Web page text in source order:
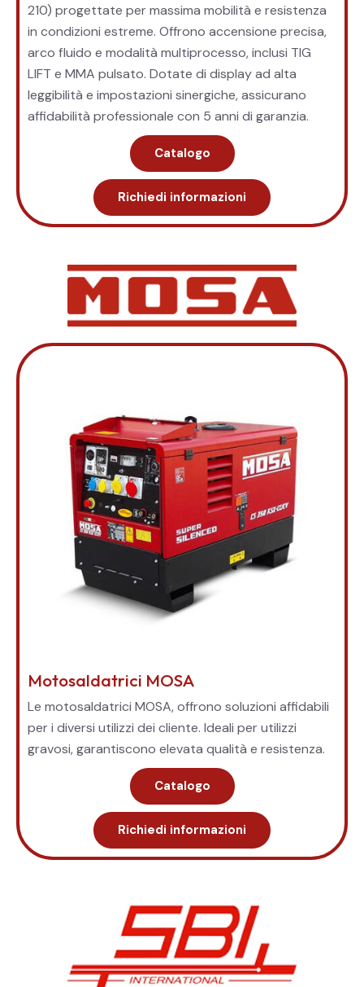
210) progettate per massima mobilità e resistenza
in condizioni estreme. Offrono accensione precisa,
arco fluido e modalità multiprocesso, inclusi TIG
LIFT e MMA pulsato. Dotate di display ad alta
leggibilità e impostazioni sinergiche, assicurano
affidabilità professionale con 5 anni di garanzia.
Catalogo
Richiedi informazioni
Motosaldatrici MOSA
Le motosaldatrici MOSA, offrono soluzioni affidabili
per i diversi utilizzi dei cliente. Ideali per utilizzi
gravosi, garantiscono elevata qualità e resistenza.
Catalogo
Richiedi informazioni